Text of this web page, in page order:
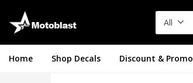
All
Home Shop Decals Discount & Promo